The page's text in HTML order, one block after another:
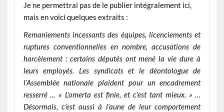
Je ne permettrai pas de le publier intégralement ici,
mais en voici quelques extraits :
Remaniements incessants des équipes, licenciements et
ruptures conventionnelles en nombre, accusations de
harcèlement : certains députés ont mené la vie dure à
leurs employés. Les syndicats et le déontologue de
l’Assemblée nationale plaident pour un encadrement
resserré … « L’omerta est finie, et c’est tant mieux. »…
Désormais, c’est aussi à l’aune de leur comportement